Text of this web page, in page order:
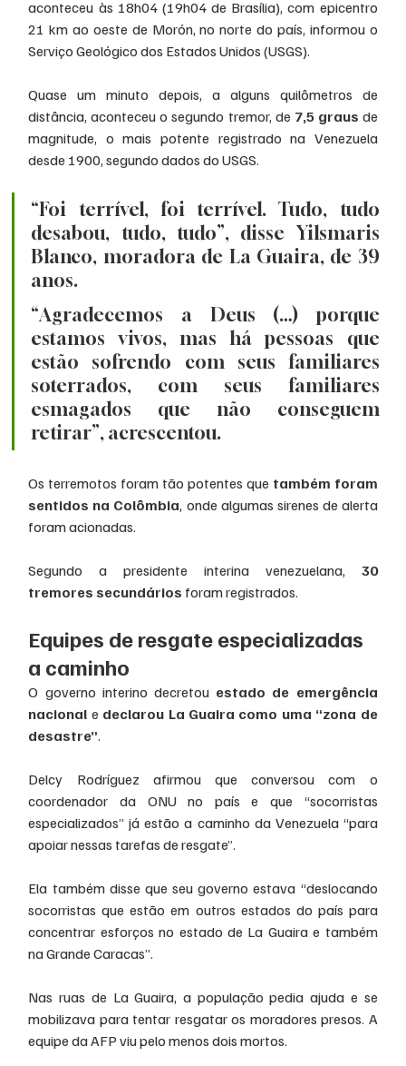
aconteceu às 18h04 (19h04 de Brasília), com epicentro
21 km ao oeste de Morón, no norte do país, informou o
Serviço Geológico dos Estados Unidos (USGS).
Quase um minuto depois, a alguns quilômetros de
distância, aconteceu o segundo tremor, de 7,5 graus de
magnitude, o mais potente registrado na Venezuela
desde 1900, segundo dados do USGS.
“Foi terrível, foi terrível. Tudo, tudo
desabou, tudo, tudo”, disse Yilsmaris
Blanco, moradora de La Guaira, de 39
anos.
“Agradecemos a Deus (…) porque
estamos vivos, mas há pessoas que
estão sofrendo com seus familiares
soterrados, com seus familiares
esmagados que não conseguem
retirar”, acrescentou.
Os terremotos foram tão potentes que também foram
sentidos na Colômbia, onde algumas sirenes de alerta
foram acionadas.
Segundo a presidente interina venezuelana, 30
tremores secundários foram registrados.
Equipes de resgate especializadas
a caminho
O governo interino decretou estado de emergência
nacional e declarou La Guaira como uma “zona de
desastre”.
Delcy Rodríguez afirmou que conversou com o
coordenador da ONU no país e que “socorristas
especializados” já estão a caminho da Venezuela “para
apoiar nessas tarefas de resgate”.
Ela também disse que seu governo estava “deslocando
socorristas que estão em outros estados do país para
concentrar esforços no estado de La Guaira e também
na Grande Caracas”.
Nas ruas de La Guaira, a população pedia ajuda e se
mobilizava para tentar resgatar os moradores presos. A
equipe da AFP viu pelo menos dois mortos.